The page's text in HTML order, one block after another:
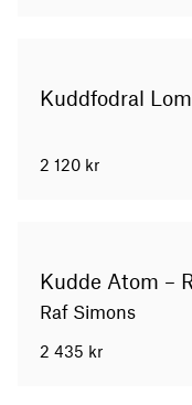
Kuddfodral
2 120 kr
Kudde Atom –
Raf Simons
2 435 kr